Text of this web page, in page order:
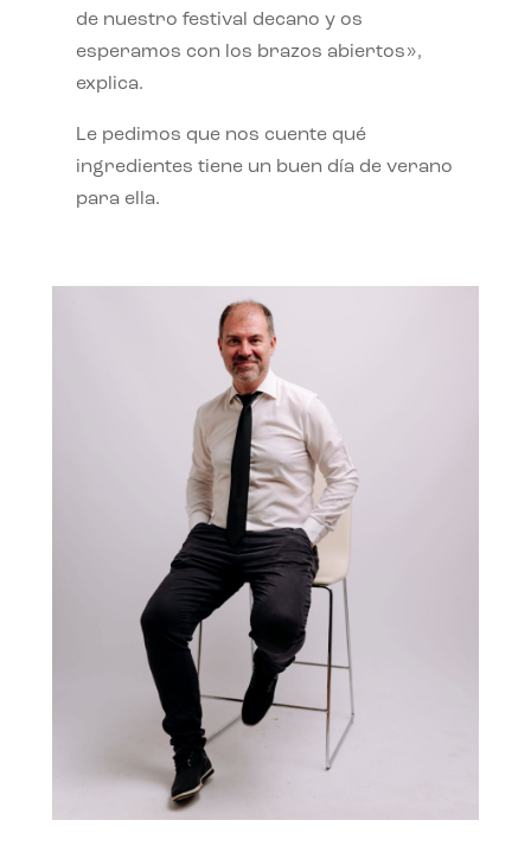
de nuestro festival decano y os
esperamos con los brazos abiertos»,
explica.
Le pedimos que nos cuente qué
ingredientes tiene un buen día de verano
para ella.